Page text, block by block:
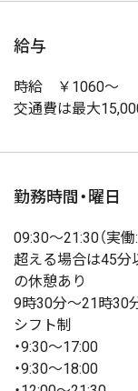
給与
時給 ￥1060～
交通費は最大
勤務時間・曜日
09:30〜21:30（実
超える場合は45
の休憩あり
9時30分～21時30
シフト制
・9:30～17:00
・9:30～18:00